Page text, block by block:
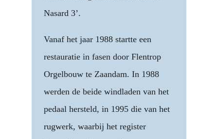
Nasard 3’.
Vanaf het jaar 1988 startte een
restauratie in fasen door Flentrop
Orgelbouw te Zaandam. In 1988
werden de beide windladen van het
pedaal hersteld, in 1995 die van het
rugwerk, waarbij het register